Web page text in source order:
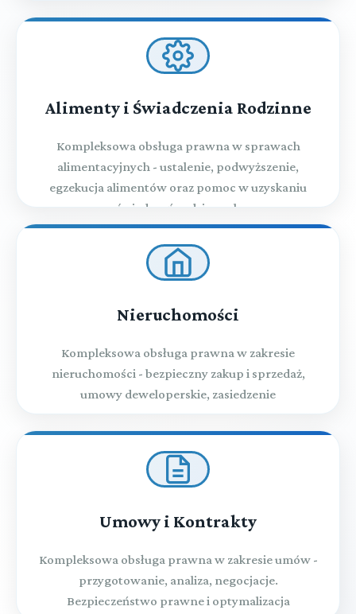
Alimenty i Świadczenia Rodzinne
Kompleksowa obsługa prawna w sprawach
alimentacyjnych - ustalenie, podwyższenie,
egzekucja alimentów oraz pomoc w uzyskaniu
świadczeń rodzinnych
Nieruchomości
Kompleksowa obsługa prawna w zakresie
nieruchomości - bezpieczny zakup i sprzedaż,
umowy deweloperskie, zasiedzenie
Umowy i Kontrakty
Kompleksowa obsługa prawna w zakresie umów -
przygotowanie, analiza, negocjacje.
Bezpieczeństwo prawne i optymalizacja